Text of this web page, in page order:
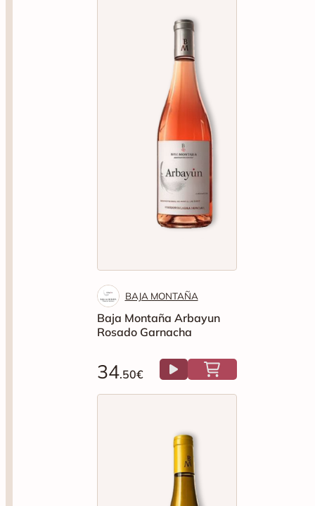
BAJA MONTAÑA
Baja Montaña Arbayun
Rosado Garnacha
34.50€